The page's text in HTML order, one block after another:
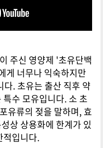
주신 영양제 '초유단백
게 너무나 익숙하지만
. 초유는 출산 직후 약
수 모유입니다. 소 초
유류의 젖을 말하며, 효
상 상용화에 한계가 있
적입니다.